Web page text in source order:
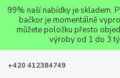
99% naší nabídky je skladem.
bačkor je momentálně
můžete položku přesto
výroby od 1 do 3
+420 412384749